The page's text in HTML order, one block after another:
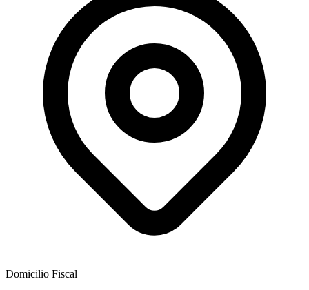
Domicilio Fiscal